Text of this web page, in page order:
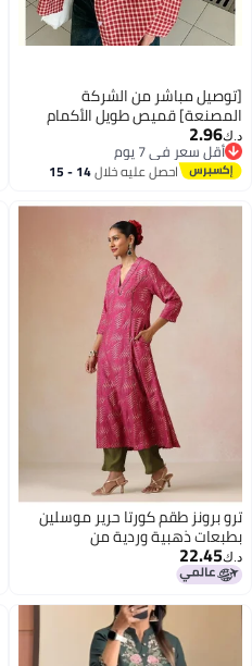
[توصيل مباشر من الشركة
المصنعة] قميص طويل الأكمام
مزين بتطريز جرو داكسهند الأحمر
بنمط مربعات
د.ك‏2.96
أقل سعر في 7 يوم
أقل سعر في 7 يوماحصل عليه خلال 14 - 15
ترو برونز طقم كورتا حرير موسلين
بطبعات ذهبية وردية من
د.ك‏22.45